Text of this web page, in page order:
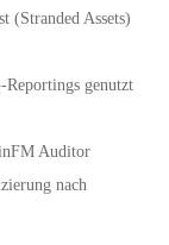
(Stranded Assets)
Reportings genutzt
Auditor
nach